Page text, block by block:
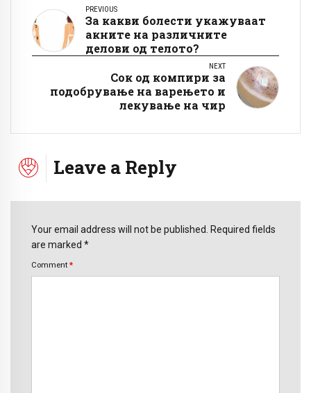
PREVIOUS
За какви болести укажуваат
акните на различните
делови од телото?
NEXT
Сок од компири за
подобрување на варењето и
лекување на чир
Leave a Reply
Your email address will not be published. Required fields
are marked *
Comment *